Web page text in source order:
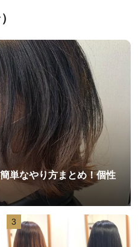
単なやり方まとめ！個性
3